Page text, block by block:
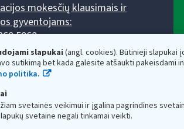
slapukai(angl. cookies). Būtinieji slapukai
sutikimą bet kada galėsite atšaukti
politika.
svetainės veikimui ir įgalina pagrindines
svetainė negali tinkamai veikti.
mokesčių klausimais ir
gyventojams:
5060
I-IV 8.00-17.00, V 8.00-15.45.
dieną - viena valanda trumpiau.
antrą penktadienį 8.00 val. - 12.00 val.
Mano VMI